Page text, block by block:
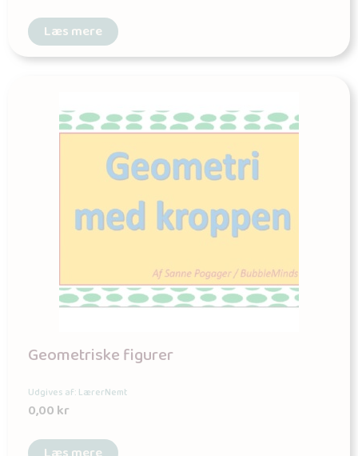
Læs mere
Geometriske figurer
Udgives af: LærerNemt
0,00kr